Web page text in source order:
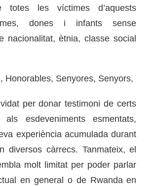
totes les víctimes d’aquests
dones i infants sense
nacionalitat, ètnia, classe social
Honorables, Senyores, Senyors,
per donar testimoni de certs
esdeveniments esmentats,
experiència acumulada durant
diversos càrrecs. Tanmateix, el
molt limitat per poder parlar
en general o de Rwanda en